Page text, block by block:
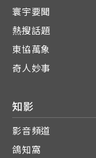
寰宇要聞
熱搜話題
東協萬象
奇人妙事
知影
影音頻道
鴿知窩